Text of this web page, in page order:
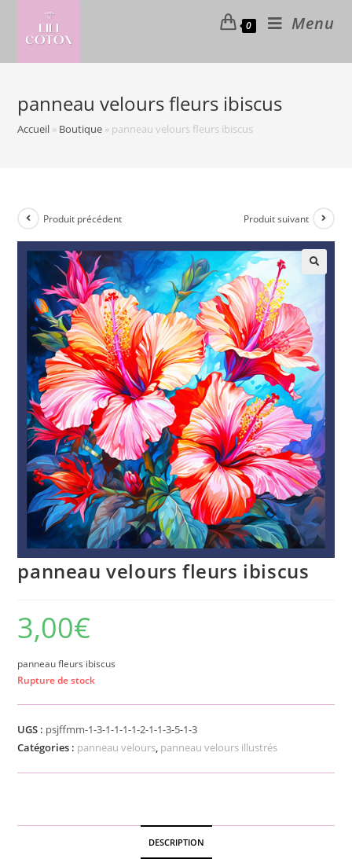
content
0 Menu
panneau velours fleurs ibiscus
Accueil » Boutique » panneau velours fleurs ibiscus
Produit précédent Produit suivant
panneau velours fleurs ibiscus
3,00€
panneau fleurs ibiscus
Rupture de stock
UGS : psjffmm-1-3-1-1-1-1-2-1-1-3-5-1-3
Catégories : panneau velours, panneau velours illustrés
DESCRIPTION